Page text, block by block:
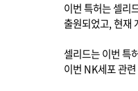
이번 특허는 셀리
출원되었고,현재
셀리드는 이번 특
이번 NK세포 관